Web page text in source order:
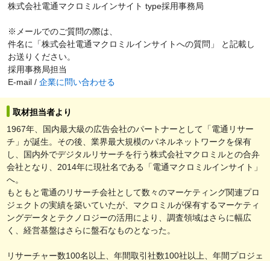
株式会社電通マクロミルインサイト type採用事務局
※メールでのご質問の際は、
件名に「株式会社電通マクロミルインサイトへの質問」 と記載し
お送りください。
採用事務局担当
E-mail / 企業に問い合わせる
取材担当者より
1967年、国内最大級の広告会社のパートナーとして「電通リサー
チ」が誕生。その後、業界最大規模のパネルネットワークを保有
し、国内外でデジタルリサーチを行う株式会社マクロミルとの合弁
会社となり、2014年に現社名である「電通マクロミルインサイト」
へ。
もともと電通のリサーチ会社として数々のマーケティング関連プロ
ジェクトの実績を築いていたが、マクロミルが保有するマーケティ
ングデータとテクノロジーの活用により、調査領域はさらに幅広
く、経営基盤はさらに盤石なものとなった。
リサーチャー数100名以上、年間取引社数100社以上、年間プロジェ